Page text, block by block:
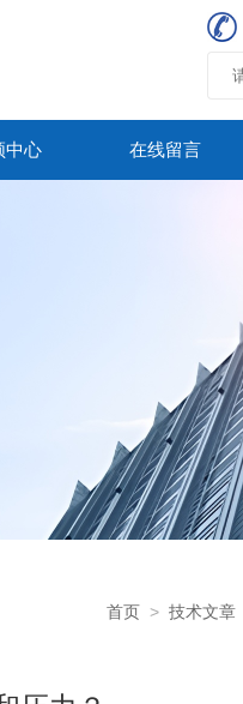
中心 在线留言
首页 > 技术文章